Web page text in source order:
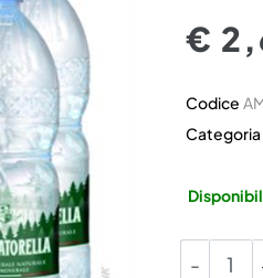
€
Codice
Categoria